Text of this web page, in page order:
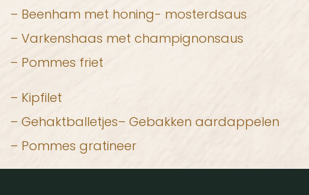
– Beenham met honing- mosterdsaus
– Varkenshaas met champignonsaus
– Pommes friet
– Kipfilet
– Gehaktballetjes– Gebakken aardappelen
– Pommes gratineer